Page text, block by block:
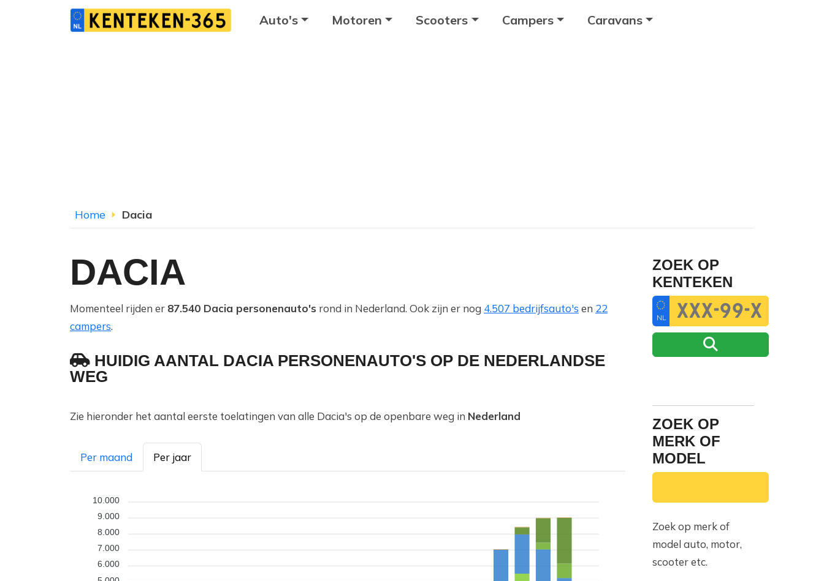
Auto's Motoren Scooters Campers Caravans
Home Dacia
DACIA
Momenteel rijden er 87.540 Dacia personenauto's rond in Nederland. Ook zijn er nog 4.507 bedrijfsauto's en 22
campers.
HUIDIG AANTAL DACIA PERSONENAUTO'S OP DE NEDERLANDSE
WEG
Zie hieronder het aantal eerste toelatingen van alle Dacia's op de openbare weg in Nederland
Per maand Per jaar
10.000
9.000
8.000
7.000
6.000
ZOEK OP
KENTEKEN
NL
ZOEK OP
MERK OF
MODEL
Zoek op merk of
model auto, motor,
scooter etc.